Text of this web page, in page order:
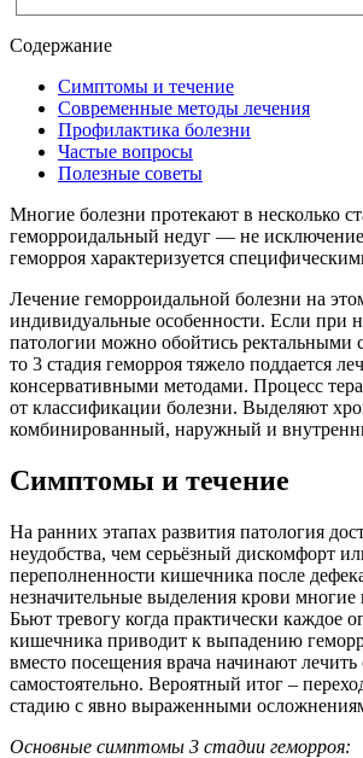
Содержание
Симптомы и течение
Современные методы лечения
Профилактика болезни
Частые вопросы
Полезные советы
Многие болезни протекают в несколько
геморроидальный недуг — не
геморроя характеризуется
Лечение геморроидальной болезни на
индивидуальные особенности. Если при
патологии можно обойтись ректальными
то 3 стадия геморроя тяжело поддается
консервативными методами. Процесс
от классификации болезни. Выделяют
комбинированный, наружный и
Симптомы и течение
На ранних этапах развития патология
неудобства, чем серьёзный дискомфорт
переполненности кишечника после
незначительные выделения крови многие
Бьют тревогу когда практически каждое
кишечника приводит к выпадению
вместо посещения врача начинают лечить
самостоятельно. Вероятный итог –
стадию с явно выраженными
Основные симптомы 3 стадии геморроя: